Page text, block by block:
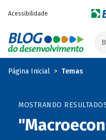
Acessibilidade
Página Inicial Temas
MOSTRANDO